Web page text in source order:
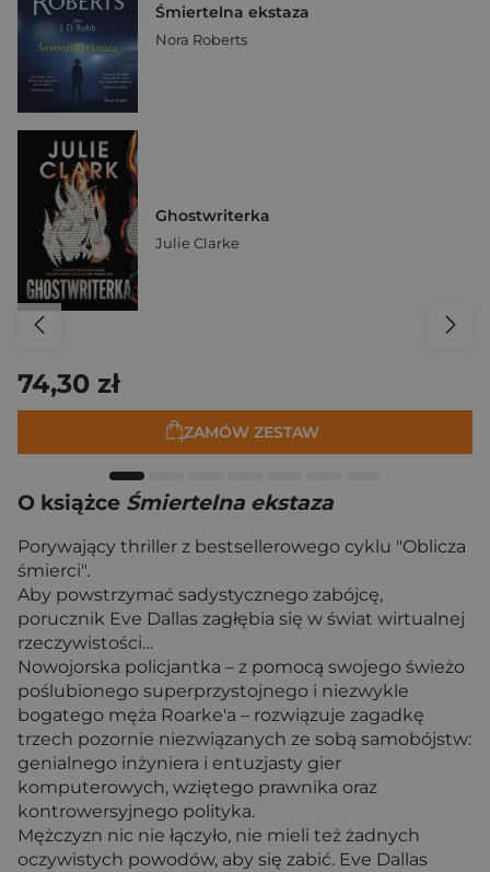
Śmiertelna ekstaza
Nora Roberts
Ghostwriterka
Julie Clarke
74,30 zł
ZAMÓW ZESTAW
O książce Śmiertelna ekstaza
Porywający thriller z bestsellerowego cyklu "Oblicza
śmierci".
Aby powstrzymać sadystycznego zabójcę,
porucznik Eve Dallas zagłębia się w świat wirtualnej
rzeczywistości…
Nowojorska policjantka – z pomocą swojego świeżo
poślubionego superprzystojnego i niezwykle
bogatego męża Roarke'a – rozwiązuje zagadkę
trzech pozornie niezwiązanych ze sobą samobójstw:
genialnego inżyniera i entuzjasty gier
komputerowych, wziętego prawnika oraz
kontrowersyjnego polityka.
Mężczyzn nic nie łączyło, nie mieli też żadnych
oczywistych powodów, aby się zabić. Eve Dallas